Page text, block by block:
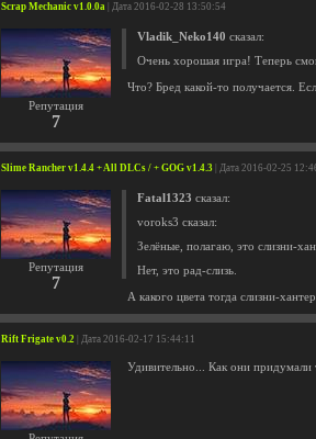
Scrap Mechanic v1.0.0a | Дата 2016-02-28 13:50:54
Репутация
7
Vladik_Neko140 сказал:
Очень хорошая игра! Теперь
Что? Бред какой-то получается.
Slime Rancher v1.4.4 + All DLCs / + GOG v1.4.3 | Дата 2016-02-25
Репутация
7
Fatal1323 сказал:
voroks3 сказал:
Зелёные, полагаю, это слизни-
Нет, это рад-слизь.
А какого цвета тогда слизни-
Rift Frigate v0.2 | Дата 2016-02-17 15:44:11
Удивительно... Как они придумали